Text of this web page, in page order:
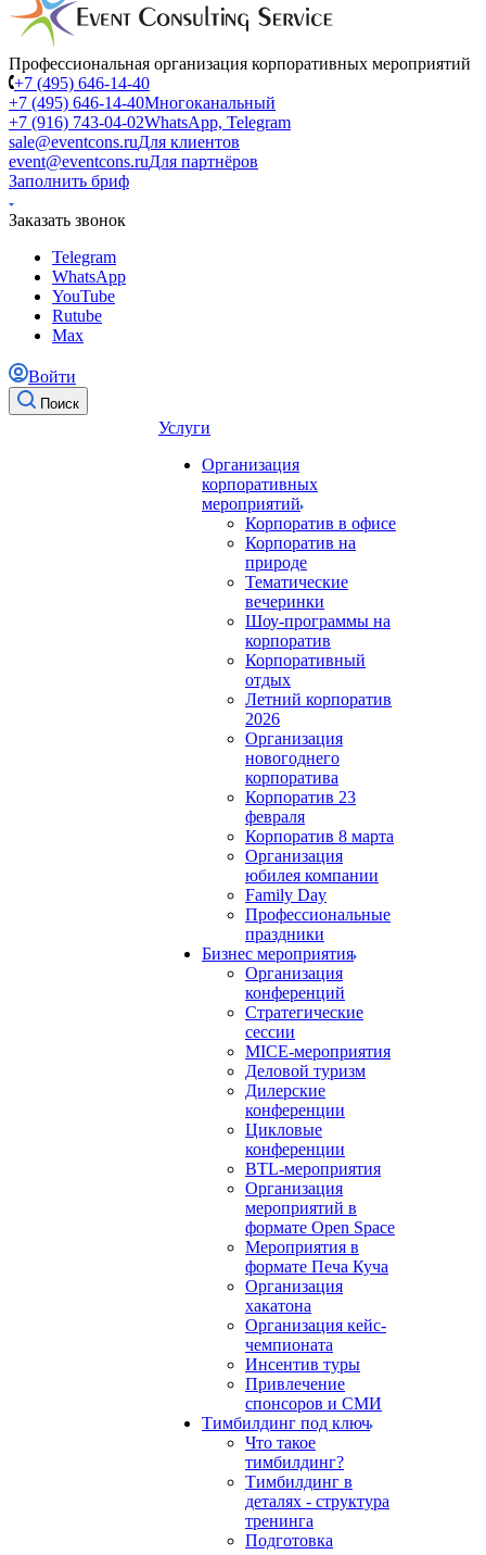
Профессиональная организация корпоративных мероприятий
+7 (495) 646-14-40
+7 (495) 646-14-40Многоканальный
+7 (916) 743-04-02WhatsApp, Telegram
sale@eventcons.ruДля клиентов
event@eventcons.ruДля партнёров
Заполнить бриф
Заказать звонок
Telegram
WhatsApp
YouTube
Rutube
Max
Войти
Поиск
Услуги
Организация
корпоративных
мероприятий
Корпоратив в офисе
Корпоратив на
природе
Тематические
вечеринки
Шоу-программы на
корпоратив
Корпоративный
отдых
Летний корпоратив
2026
Организация
новогоднего
корпоратива
Корпоратив 23
февраля
Корпоратив 8 марта
Организация
юбилея компании
Family Day
Профессиональные
праздники
Бизнес мероприятия
Организация
конференций
Стратегические
сессии
MICE-мероприятия
Деловой туризм
Дилерские
конференции
Цикловые
конференции
BTL-мероприятия
Организация
мероприятий в
формате Open Space
Мероприятия в
формате Печа Куча
Организация
хакатона
Организация кейс-
чемпионата
Инсентив туры
Привлечение
спонсоров и СМИ
Тимбилдинг под ключ
Что такое
тимбилдинг?
Тимбилдинг в
деталях - структура
тренинга
Подготовка